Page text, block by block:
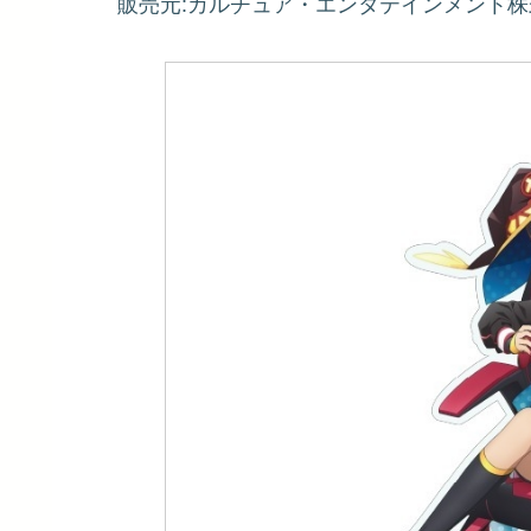
販売元:カルチュア・エンタテインメント